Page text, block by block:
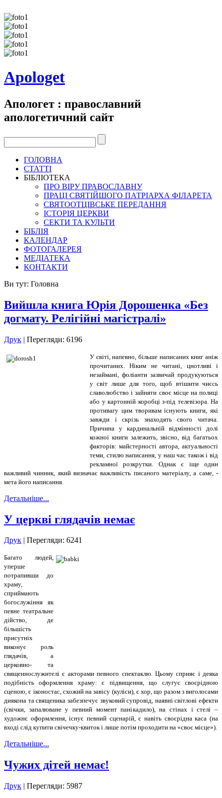
Apologet
Апологет : православний
апологетичний сайт
ГОЛОВНА
СТАТТІ
БІБЛІОТЕКА
ПРО ВІРУ ПРАВОСЛАВНУ
ПРАЦІ СВЯТІЙШОГО ПАТРІАРХА ФІЛАРЕТА
СВЯТООТЦІВСЬКЕ ПЕРЕДАННЯ
ІСТОРІЯ ЦЕРКВИ
СЕКТИ ТА КУЛЬТИ
БІБЛІЯ
КАЛЕНДАР
ФОТОГАЛЕРЕЯ
МЕДІАТЕКА
КОНТАКТИ
Ви тут: Головна
Вийшла книга Юрія Дорошенка «Без
догмату. Релігійні магістралі»
Друк | Перегляди: 6196
У світі, напевно, більше написаних книг аніж
прочитаних. Ніким не читані, цнотливі і
незаймані, фоліанти зазвичай продукуються
у світ лише для того, щоб втішити чиєсь
славолюбство і зайняти своє місце на полиці
або у картонній коробці з-під телевізора. На
противагу цим творивам існують книги, які
завжди і скрізь знаходять свого читача.
Причина у кардинальній відмінності долі
кожної книги залежить, звісно, від багатьох
факторів: майстерності автора, актуальності
теми, стилю написання, у наш час також і від
рекламної розкрутки. Однак є іще один
важливий чинник, який визначає важливість писаного матеріалу, а саме, -
мета його написання.
Детальніше...
У церкві глядачів немає
Друк | Перегляди: 6241
Багато людей,
уперше
потрапивши до
храму,
сприймають
богослужіння як
певне театральне
дійство, де
більшість
присутніх
виконує роль
глядачів, а
церковно- та
священнослужителі є акторами певного спектаклю. Цьому сприяє і деяка
подібність оформлення храму: є підвищення, що слугує своєрідною
сценою, є іконостас, схожий на завісу (куліси), є хор, що разом з виголосами
диякона та священика забезпечує звуковий супровід, наявні світлові ефекти
(свічки, запалюване у певний момент панікадило), на стінах і стелі –
художнє оформлення, існує певний сценарій, є навіть своєрідна каса (на
вході слід купити свічечку-квиток і лише потім проходити на «своє місце»).
Детальніше...
Чужих дітей немає!
Друк | Перегляди: 5987